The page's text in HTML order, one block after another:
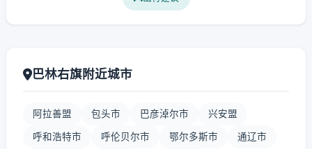
巴林右旗附近城市
阿拉善盟 包头市 巴彦淖尔市 兴安盟
呼和浩特市 呼伦贝尔市 鄂尔多斯市 通辽市